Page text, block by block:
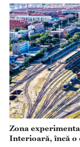
Zona
Interioară, încă o